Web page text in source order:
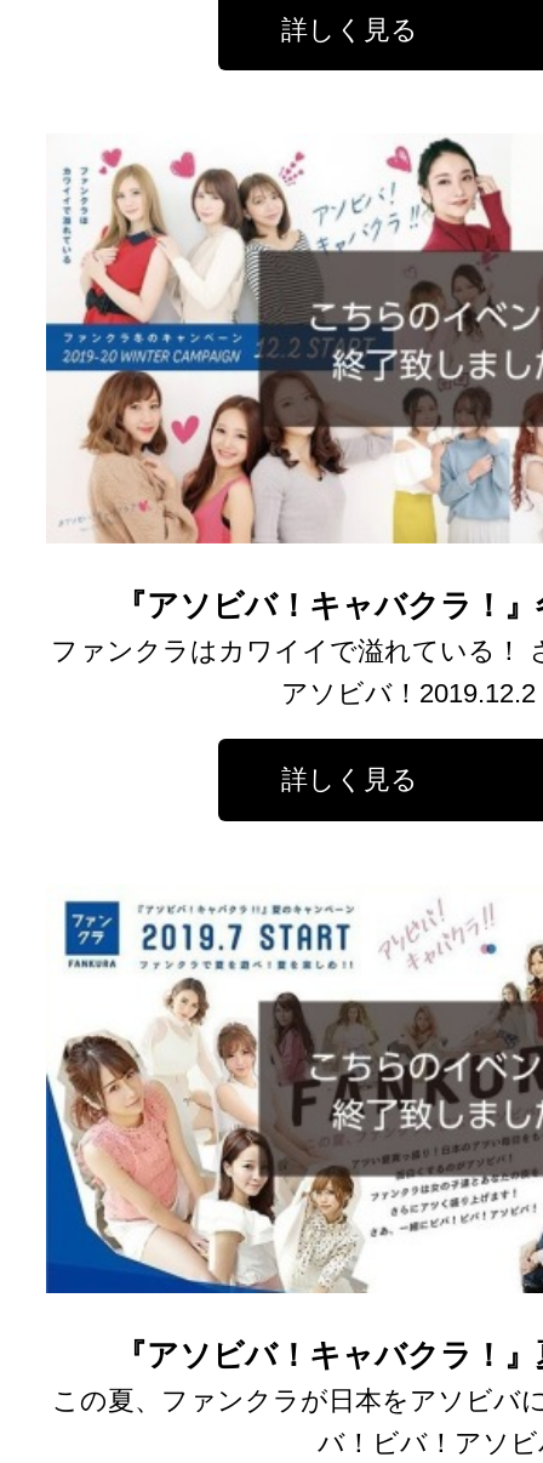
詳しく見る
『アソビバ！キャバクラ！
ファンクラはカワイイで溢れている！
アソビバ！2019.12.2
詳しく見る
『アソビバ！キャバクラ！
この夏、ファンクラが日本をアソビバ
バ！ビバ！アソ